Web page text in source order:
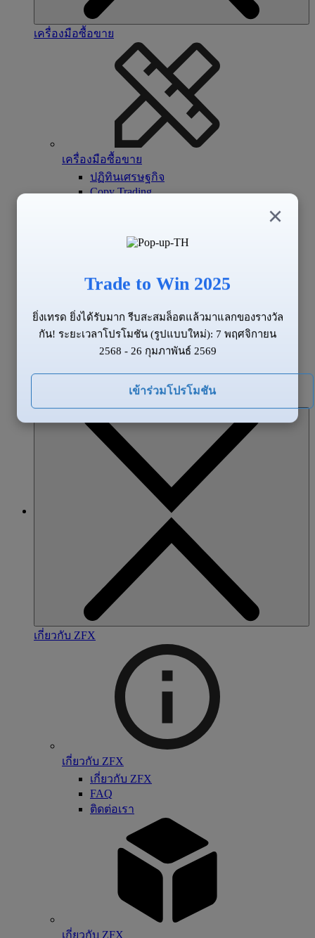
เครื่องมือซื้อขาย
เครื่องมือซื้อขาย
ปฏิทินเศรษฐกิจ
Copy Trading
ข้อมูลของตลาด
ข่าวสาร
เกี่ยวกับ ZFX
เกี่ยวกับ ZFX
เกี่ยวกับ ZFX
FAQ
ติดต่อเรา
เกี่ยวกับ ZFX
×
Trade to Win 2025
ยิ่งเทรด ยิ่งได้รับมาก รีบสะสมล็อตแล้วมาแลกของรางวัล
กัน! ระยะเวลาโปรโมชัน (รูปแบบใหม่): 7 พฤศจิกายน
2568 - 26 กุมภาพันธ์ 2569
เข้าร่วมโปรโมชัน